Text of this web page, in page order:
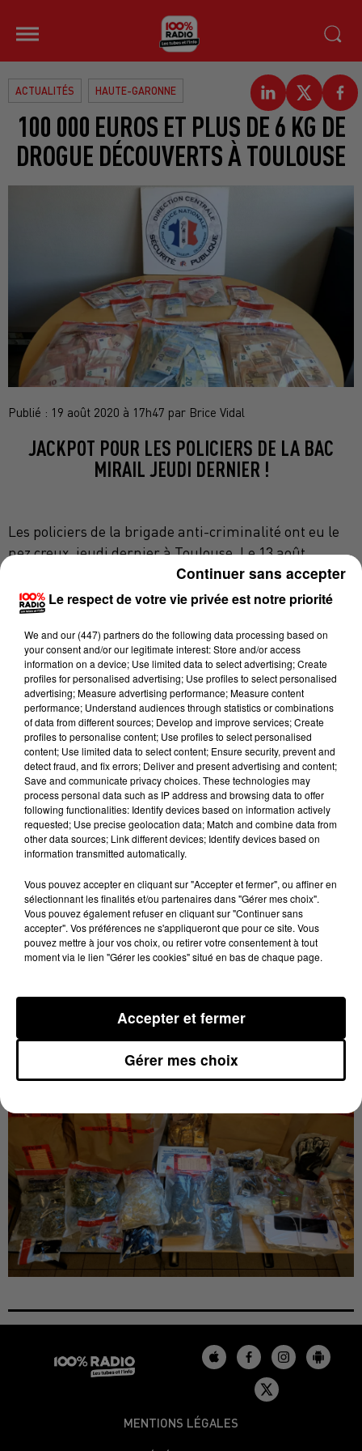
ACTUALITÉS HAUTE-GARONNE
100 000 EUROS ET PLUS DE 6 KG DE
DROGUE DÉCOUVERTS À TOULOUSE
Publié : 19 août 2020 à 17h47 par Brice Vidal
JACKPOT POUR LES POLICIERS DE LA BAC
MIRAIL JEUDI DERNIER !
Les policiers de la brigade anti-criminalité ont eu le
nez creux, jeudi dernier à Toulouse. Le 13 août
dernier, les forces de l'ordre ont repéré deux individus
suspects vers 4 heures du matin, dans le secteur de la
Côte Pavée. Un comportement d'autant plus suspect
que les deux protagonistes ont pris leurs jambes à
leur cou à la vue des policiers, prenant soin de lâcher
les sacs qu'il tenaient en main.
Les policiers ont rattrapé les deux fugitifs et sont
tombés sur un beau butin. Au total, 6 kg d'herbe et de
résine de cannabis, ainsi que de 200 grammes de
cocaïne ont été retrouvés.
Une belle prise pour la Bac d'autant plus qu'elle a
découvert 100 000 euros en liquide lors des
perquisitions qui ont suivi ! Les opérations ont permis
les arrestations des deux hommes, et leurs deux
nourrices (des femmes qui stockaient la drogue), tous
âgés d'une vingtaine d'années. Les suspects ont été
déférés le 15 août, mis en examen et placés en
détention provisoire. Une information judiciaire a été
MENTIONS LÉGALES
Le respect de votre vie privée est notre priorité
We and our (447) partnersdo the following data processing based on
your consent and/or our legitimate interest: Store and/or access
information on a device; Use limited data to select advertising; Create
profiles for personalised advertising; Use profiles to select personalised
advertising; Measure advertising performance; Measure content
performance; Understand audiences through statistics or combinations
of data from different sources; Develop and improve services; Create
profiles to personalise content; Use profiles to select personalised
content; Use limited data to select content; Ensure security, prevent and
detect fraud, and fix errors; Deliver and present advertising and content;
Save and communicate privacy choices. These technologies may
process personal data such as IP address and browsing data to offer
following functionalities: Identify devices based on information actively
requested; Use precise geolocation data; Match and combine data from
other data sources; Link different devices; Identify devices based on
information transmitted automatically.
Vous pouvez accepter en cliquant sur "Accepter et fermer", ou affiner en
sélectionnant les finalités et/ou partenaires dans "Gérer mes choix".
Vous pouvez également refuser en cliquant sur "Continuer sans
accepter". Vos préférences ne s'appliqueront que pour ce site. Vous
pouvez mettre à jour vos choix, ou retirer votre consentement à tout
moment via le lien "Gérer les cookies" situé en bas de chaque page.
Gérer mes choix
Accepter et fermer
Continuer sans accepter